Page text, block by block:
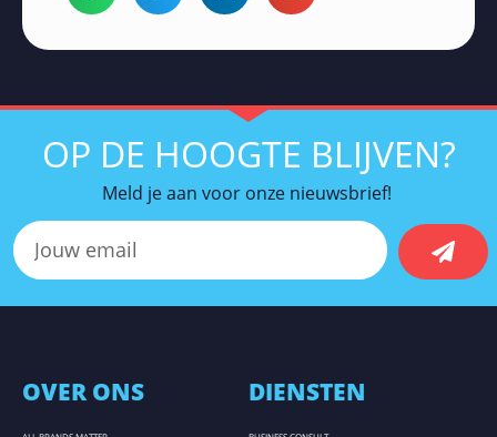
OP DE HOOGTE BLIJVEN?
Meld je aan voor onze nieuwsbrief!
OVER ONS DIENSTEN